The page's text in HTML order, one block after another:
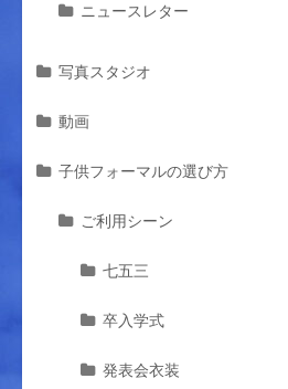
ニュースレター
写真スタジオ
動画
子供フォーマルの選び方
ご利用シーン
七五三
卒入学式
発表会衣装